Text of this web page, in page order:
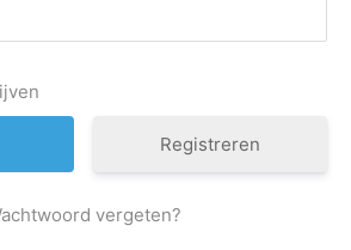
Registreren
vergeten?